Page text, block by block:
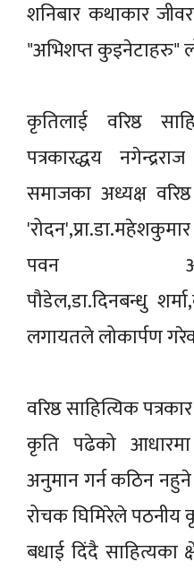
शनिबार कथाकार
"अभिशप्त कुइनेटाहरु"
कृतिलाई वरिष्ठ
पत्रकारद्धय
समाजका अध्यक्ष
पवन
पौडेल,डा.दिनबन्धु
लगायतले लोकार्पण
वरिष्ठ साहित्यिक
कृति पढेको
अनुमान गर्न कठिन नहुने
रोचक घिमिरेले पठनीय
बधाई दिंदै साहित्यका